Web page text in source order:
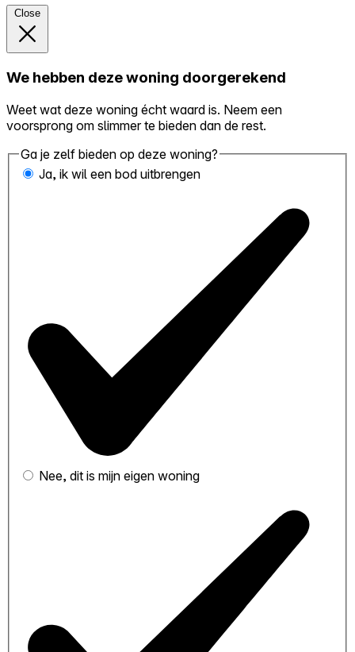
Close
We hebben deze woning doorgerekend
Weet wat deze woning écht waard is. Neem een
voorsprong om slimmer te bieden dan de rest.
Ga je zelf bieden op deze woning?
Ja, ik wil een bod uitbrengen
Nee, dit is mijn eigen woning